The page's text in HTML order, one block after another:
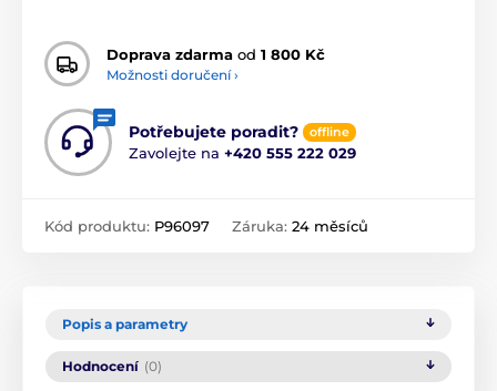
Doprava zdarma od 1 800 Kč
Možnosti doručení ›
Potřebujete poradit? offline
Zavolejte na +420 555 222 029
Kód produktu: P96097 Záruka: 24 měsíců
Popis a parametry
Hodnocení (0)